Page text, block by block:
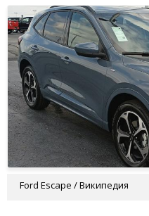
Ford Escape / Википедия